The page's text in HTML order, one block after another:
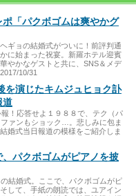
「パクボゴムは爽やかグ
ギョの結婚式がついに！前評判通
に始まった祝宴。新羅ホテル迎賓
やかなゲストと共に、SNS＆メデ
10/31
を演じたキムジュヒョク訃
道
！応答せよ１９８８で、テク（パ
ァンもショック…。悲しみに包ま
婚式当日報道の模様をご紹介しま
パクボゴムがピアノを披
結婚式。ここで、パクボゴムがピ
して、手紙の朗読では、ユアイン